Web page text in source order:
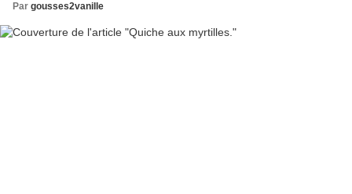
Par gousses2vanille